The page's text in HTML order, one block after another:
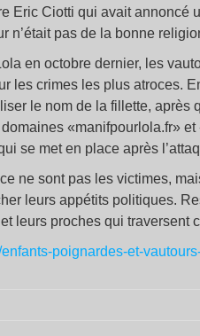
Eric Ciotti qui avait annoncé
n’était pas de la bonne
en octobre dernier, les
les crimes les plus atroces.
le nom de la fillette, après
«manifpourlola.fr»
se met en place après
ne sont pas les victimes,
leurs appétits politiques.
leurs proches qui traversent
poignardes-et-